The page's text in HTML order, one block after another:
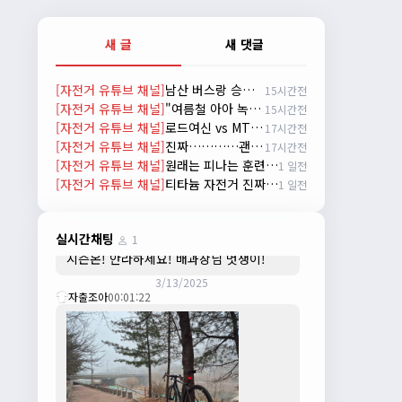
새 글 새 댓글
[자전거 유튜브 채널] 남산 버스랑 승부ㅋㅋㅋ 15시간전
[자전거 유튜브 채널] "여름철 아아 녹는 속도 vs 트렉 자전거 고장 나는 속도 ㅋㅋㅋ 입문용 MTB 끝판왕 추천" 15시간전
[자전거 유튜브 채널] 로드여신 vs MTB용사 17시간전
[자전거 유튜브 채널] 진짜…………괜찮아요????!! really okay?😱너무 아플것 같아……ㅜㅜ 17시간전
[자전거 유튜브 채널] 원래는 피나는 훈련을 해야 되거든요? 근데 다들 너무 힘들어하니까 우리가 치트키를 좀 써드릴게요. 아, KC 인증이 안나온다고요? 그럼 뭐... 얼른 훈련하러 안나가고 뭐하세요?1 일전
[자전거 유튜브 채널] 티타늄 자전거 진짜 좋을까?? / 라이트스피드 얼티밋 리뷰1 일전
실시간채팅 1
시즌이 곧 다가오네요 ^^ 모두 안전한 라이
딩 하시기 바랍니다
자출조아18:44:23
넵!! 잔차나라도 시즌온과 함께 바쁜 하루
하루 보내세요~~
3/1/2025
자출조아08:54:33
수도권은 3.1절 연휴 비소식...ㅠ ㅠ
JIWOON23:26:13
시즌온! 안라하세요! 배과장님 멋쟁이!
3/13/2025
자출조아00:01:22